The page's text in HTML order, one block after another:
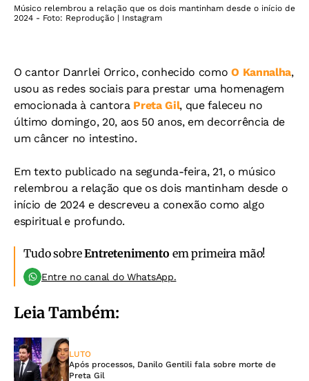
Músico relembrou a relação que os dois mantinham desde o início de
2024 - Foto: Reprodução | Instagram
O cantor Danrlei Orrico, conhecido comoO Kannalha,
usou as redes sociais para prestar uma homenagem
emocionada à cantora Preta Gil, que faleceu no
último domingo, 20, aos 50 anos, em decorrência de
um câncer no intestino.
Em texto publicado na segunda-feira, 21, o músico
relembrou a relação que os dois mantinham desde o
início de 2024 e descreveu a conexão como algo
espiritual e profundo.
Tudo sobreEntretenimento em primeira mão!
Entre no canal do WhatsApp.
Leia Também:
LUTO
Após processos, Danilo Gentili fala sobre morte de
Preta Gil